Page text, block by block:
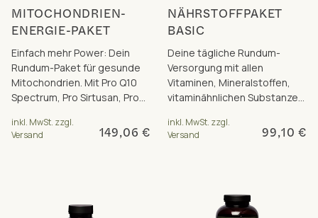
MITOCHONDRIEN-
ENERGIE-PAKET
Einfach mehr Power: Dein
Rundum-Paket für gesunde
Mitochondrien. Mit Pro Q10
Spectrum, Pro Sirtusan, Pro
inkl. MwSt. zzgl.
Versand
149,06 €
NÄHRSTOFFPAKET
BASIC
Deine tägliche Rundum-
Versorgung mit allen
Vitaminen, Mineralstoffen,
vitaminähnlichen Substanzen
Pflanzennährstoffen
inkl. MwSt. zzgl.
Versand
99,10 €